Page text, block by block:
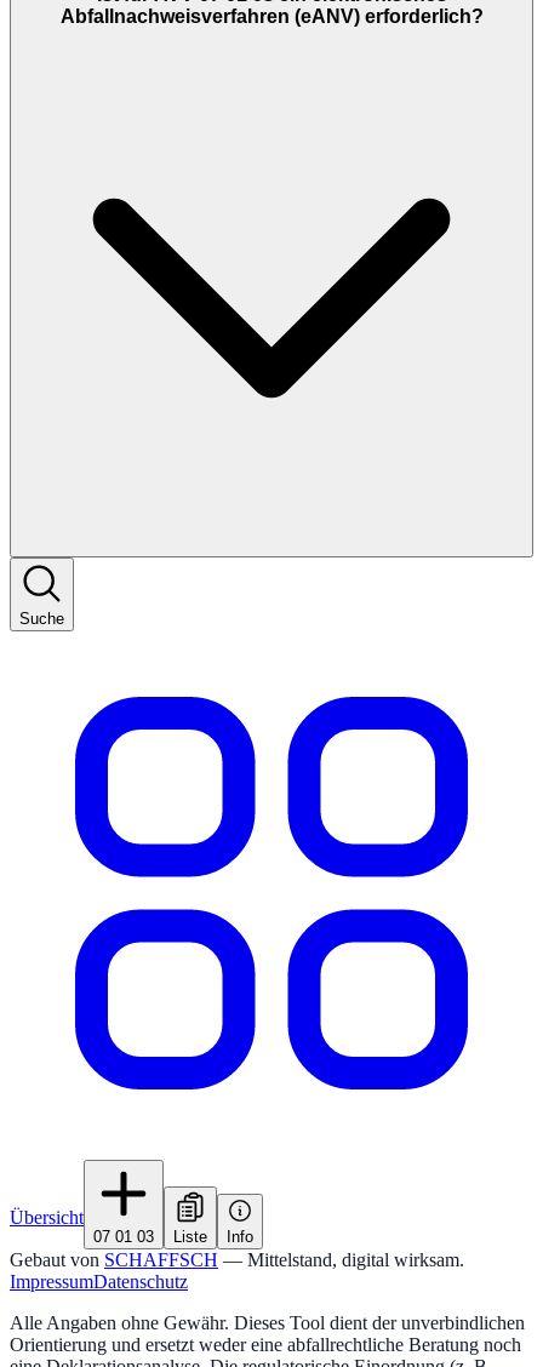
Abfallnachweisverfahren (eANV) erforderlich?
Suche
Übersicht
07 01 03 Liste Info
Gebaut von SCHAFFSCH — Mittelstand, digital wirksam.
ImpressumDatenschutz
Alle Angaben ohne Gewähr. Dieses Tool dient der unverbindlichen
Orientierung und ersetzt weder eine abfallrechtliche Beratung noch